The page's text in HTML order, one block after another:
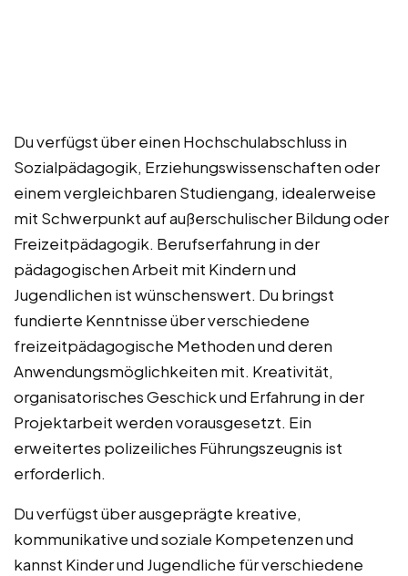
Du verfügst über einen Hochschulabschluss in
Sozialpädagogik, Erziehungswissenschaften oder
einem vergleichbaren Studiengang, idealerweise
mit Schwerpunkt auf außerschulischer Bildung oder
Freizeitpädagogik. Berufserfahrung in der
pädagogischen Arbeit mit Kindern und
Jugendlichen ist wünschenswert. Du bringst
fundierte Kenntnisse über verschiedene
freizeitpädagogische Methoden und deren
Anwendungsmöglichkeiten mit. Kreativität,
organisatorisches Geschick und Erfahrung in der
Projektarbeit werden vorausgesetzt. Ein
erweitertes polizeiliches Führungszeugnis ist
erforderlich.
Du verfügst über ausgeprägte kreative,
kommunikative und soziale Kompetenzen und
kannst Kinder und Jugendliche für verschiedene